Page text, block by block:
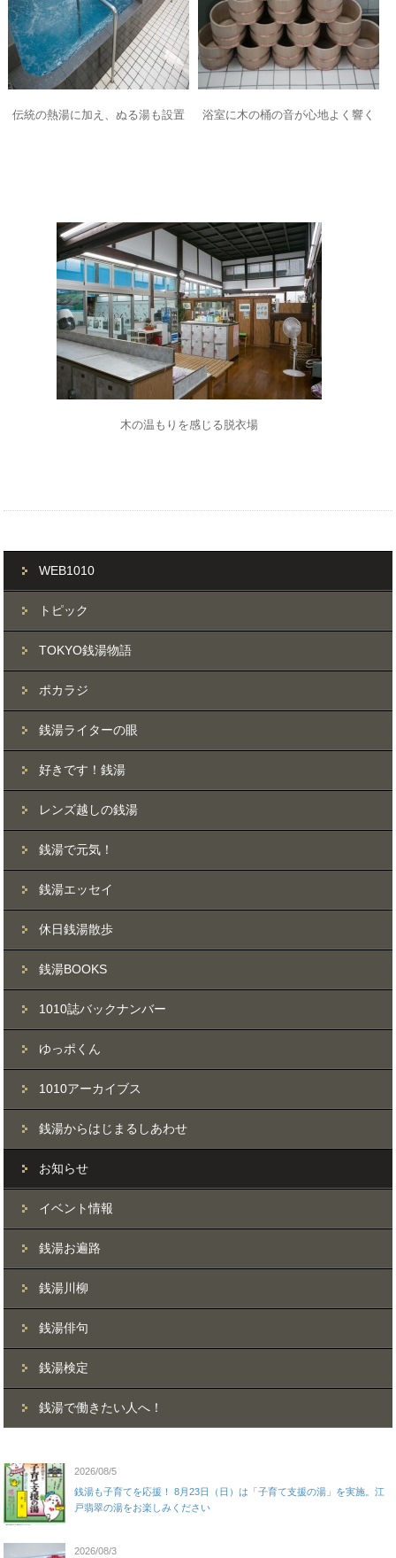
伝統の熱湯に加え、ぬる湯も設置 浴室に木の桶の音が心地よく響く
木の温もりを感じる脱衣場
WEB1010
トピック
TOKYO銭湯物語
ポカラジ
銭湯ライターの眼
好きです！銭湯
レンズ越しの銭湯
銭湯で元気！
銭湯エッセイ
休日銭湯散歩
銭湯BOOKS
1010誌バックナンバー
ゆっポくん
1010アーカイブス
銭湯からはじまるしあわせ
お知らせ
イベント情報
銭湯お遍路
銭湯川柳
銭湯俳句
銭湯検定
銭湯で働きたい人へ！
2026/08/5
銭湯も子育てを応援！ 8月23日（日）は「子育て支援の湯」を実施。江
戸翡翠の湯をお楽しみください
2026/08/3